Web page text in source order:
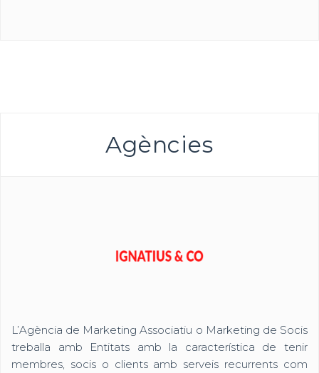
Agències
L’Agència de Marketing Associatiu o Marketing de Socis
treballa amb Entitats amb la característica de tenir
membres, socis o clients amb serveis recurrents com